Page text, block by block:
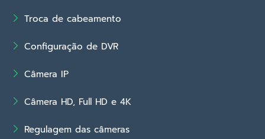
Troca de cabeamento
Configuração de DVR
Câmera IP
Câmera HD, Full HD e 4K
Regulagem das câmeras